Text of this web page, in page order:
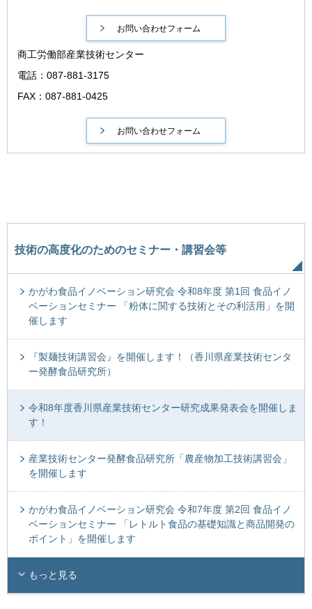
商工労働部産業技術センター
電話：087-881-3175
FAX：087-881-0425
技術の高度化のためのセミナー・講習会等
かがわ食品イノベーション研究会 令和8年度 第1回 食品イノ
ベーションセミナー 「粉体に関する技術とその利活用」を開
催します
『製麺技術講習会』を開催します！（香川県産業技術センタ
ー発酵食品研究所）
令和8年度香川県産業技術センター研究成果発表会を開催しま
す！
産業技術センター発酵食品研究所「農産物加工技術講習会」
を開催します
かがわ食品イノベーション研究会 令和7年度 第2回 食品イノ
ベーションセミナー 「レトルト食品の基礎知識と商品開発の
ポイント」を開催します
もっと見る